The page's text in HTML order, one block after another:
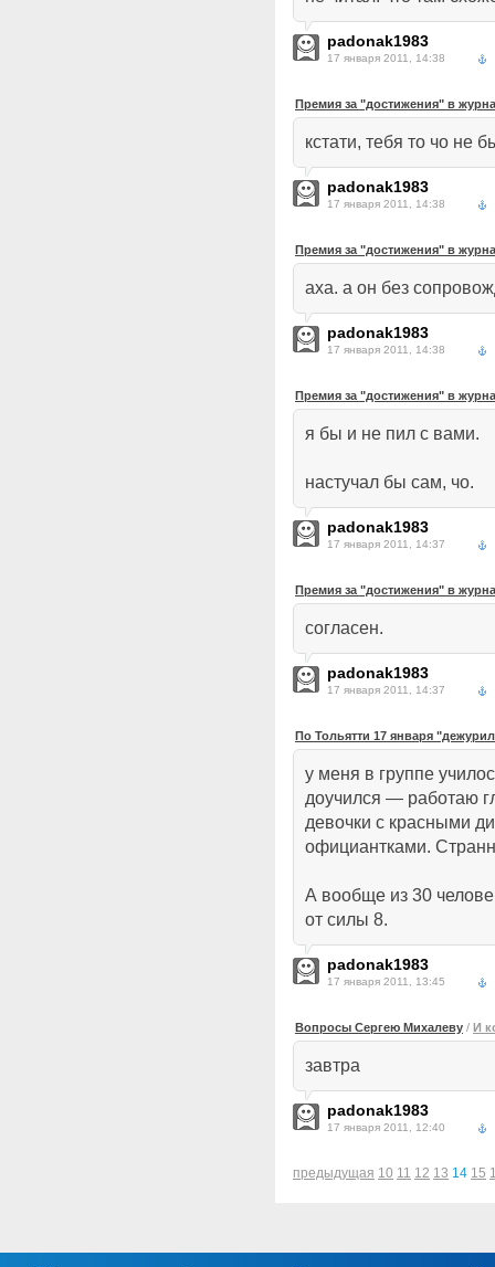
padonak1983
17 января 2011, 14:38
Премия за "достижения" в
кстати, тебя то чо не
padonak1983
17 января 2011, 14:38
Премия за "достижения" в
аха. а он без
padonak1983
17 января 2011, 14:38
Премия за "достижения" в
я бы и не пил с вами.
настучал бы сам, чо.
padonak1983
17 января 2011, 14:37
Премия за "достижения" в
согласен.
padonak1983
17 января 2011, 14:37
По Тольятти 17 января
у меня в группе
доучился — работаю
девочки с красными
официантками.
А вообще из 30
от силы 8.
padonak1983
17 января 2011, 13:45
Вопросы Сергею Михалеву / И
завтра
padonak1983
17 января 2011, 12:40
предыдущая 10 11 12 13 14 15